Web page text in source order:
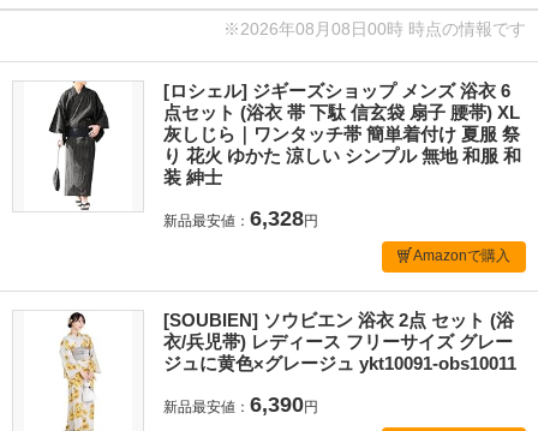
※2026年08月08日00時 時点の情報です
[ロシェル] ジギーズショップ メンズ 浴衣 6
点セット (浴衣 帯 下駄 信玄袋 扇子 腰帯) XL
灰しじら｜ワンタッチ帯 簡単着付け 夏服 祭
り 花火 ゆかた 涼しい シンプル 無地 和服 和
装 紳士
新品最安値： 6,328円
Amazonで購入
[SOUBIEN] ソウビエン 浴衣 2点 セット (浴
衣/兵児帯) レディース フリーサイズ グレー
ジュに黄色×グレージュ ykt10091-obs10011
新品最安値： 6,390円